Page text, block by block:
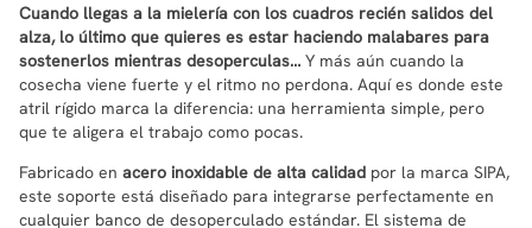
Cuando llegas a la mielería con los cuadros recién salidos del
alza, lo último que quieres es estar haciendo malabares para
sostenerlos mientras desoperculas… Y más aún cuando la
cosecha viene fuerte y el ritmo no perdona. Aquí es donde este
atril rígido marca la diferencia: una herramienta simple, pero
que te aligera el trabajo como pocas.
Fabricado en acero inoxidable de alta calidad por la marca SIPA,
este soporte está diseñado para integrarse perfectamente en
cualquier banco de desoperculado estándar. El sistema de